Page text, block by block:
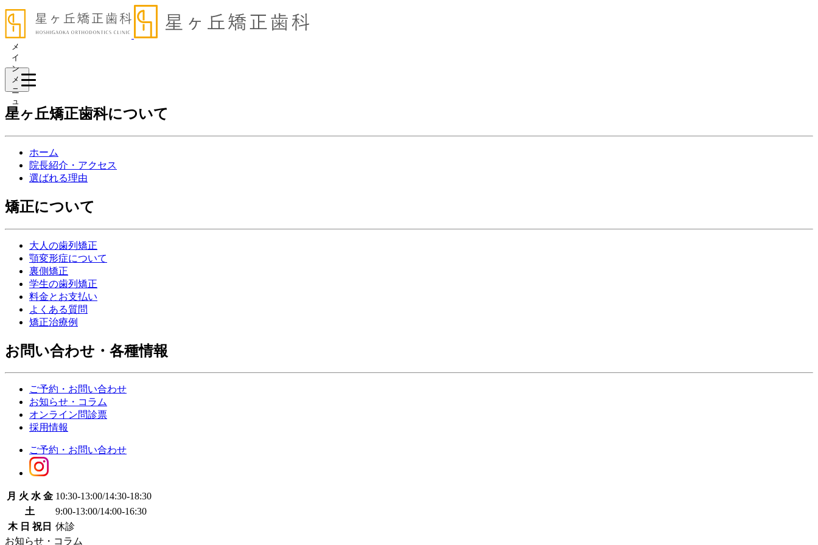
メ
イ
ン
メ
ニ
ュ
ー
星ヶ丘矯正歯科について
ホーム
院長紹介・アクセス
選ばれる理由
矯正について
大人の歯列矯正
顎変形症について
裏側矯正
学生の歯列矯正
料金とお支払い
よくある質問
矯正治療例
お問い合わせ・各種情報
ご予約・お問い合わせ
お知らせ・コラム
オンライン問診票
採用情報
ご予約・お問い合わせ
月 火 水 金 10:30-13:00/14:30-18:30
土
9:00-13:00/14:00-16:30
木 日 祝日 休診
お知らせ・コラム